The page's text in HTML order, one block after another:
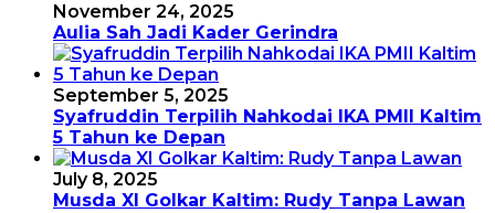
November 24, 2025
Aulia Sah Jadi Kader Gerindra
September 5, 2025
Syafruddin Terpilih Nahkodai IKA PMII Kaltim
5 Tahun ke Depan
July 8, 2025
Musda XI Golkar Kaltim: Rudy Tanpa Lawan